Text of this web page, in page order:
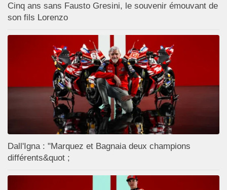
Cinq ans sans Fausto Gresini, le souvenir émouvant de
son fils Lorenzo
Dall'Igna : "Marquez et Bagnaia deux champions
différents&quot ;